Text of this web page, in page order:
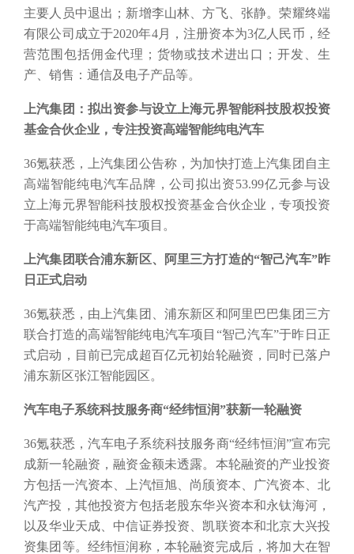
主要人员中退出；新增李山林、方飞、张静。荣耀终端
有限公司成立于2020年4月，注册资本为3亿人民币，经
营范围包括佣金代理；货物或技术进出口；开发、生
产、销售：通信及电子产品等。
上汽集团：拟出资参与设立上海元界智能科技股权投资
基金合伙企业，专注投资高端智能纯电汽车
36氪获悉，上汽集团公告称，为加快打造上汽集团自主
高端智能纯电汽车品牌，公司拟出资53.99亿元参与设
立上海元界智能科技股权投资基金合伙企业，专项投资
于高端智能纯电汽车项目。
上汽集团联合浦东新区、阿里三方打造的“智己汽车”昨
日正式启动
36氪获悉，由上汽集团、浦东新区和阿里巴巴集团三方
联合打造的高端智能纯电汽车项目“智己汽车”于昨日正
式启动，目前已完成超百亿元初始轮融资，同时已落户
浦东新区张江智能园区。
汽车电子系统科技服务商“经纬恒润”获新一轮融资
36氪获悉，汽车电子系统科技服务商“经纬恒润”宣布完
成新一轮融资，融资金额未透露。本轮融资的产业投资
方包括一汽资本、上汽恒旭、尚颀资本、广汽资本、北
汽产投，其他投资方包括老股东华兴资本和永钛海河，
以及华业天成、中信证券投资、凯联资本和北京大兴投
资集团等。经纬恒润称，本轮融资完成后，将加大在智